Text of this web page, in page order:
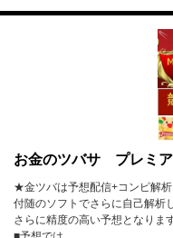
お金のツバサ プレミ
★金ツバは予想配信+コンピ解析
付随のソフトでさらに自己解析
さらに精度の高い予想となりま